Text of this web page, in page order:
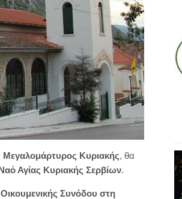
Μεγαλομάρτυρος Κυριακής, θα
Αγίας Κυριακής Σερβίων.
Συνόδου στη